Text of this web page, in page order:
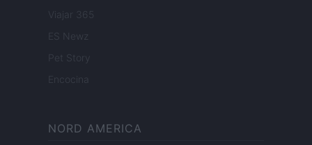
Viajar 365
ES Newz
Pet Story
Encocina
NORD AMERICA